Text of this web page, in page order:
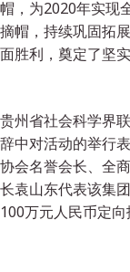
帽，为2020年实现
摘帽，持续巩固拓
面胜利，奠定了坚实
贵州省社会科学界
辞中对活动的举行
协会名誉会长、全
长袁山东代表该集
100万元人民币定向